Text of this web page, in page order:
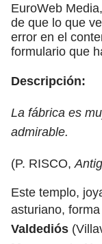
EuroWeb
de que lo que
error en el
formulario que
Descripción:
La fábrica es
admirable.
(P. RISCO,
Este templo,
asturiano,
Valdediós